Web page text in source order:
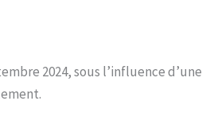
2024, sous l’influence